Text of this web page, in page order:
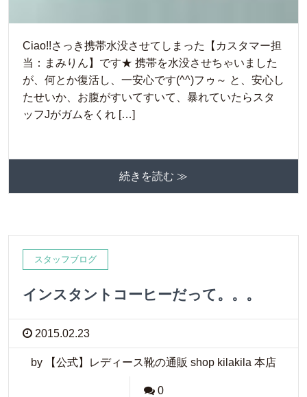
Ciao!!さっき携帯水没させてしまった【カスタマー担
当：まみりん】です★ 携帯を水没させちゃいました
が、何とか復活し、一安心です(^^)フゥ～ と、安心し
たせいか、お腹がすいてすいて、暴れていたらスタ
ッフJがガムをくれ […]
続きを読む ≫
スタッフブログ
インスタントコーヒーだって。。。
2015.02.23
by 【公式】レディース靴の通販 shop kilakila 本店
0